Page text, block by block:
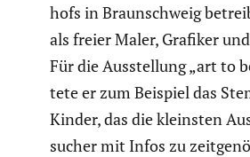
hofs in Braun­schweig
als freier Maler, Grafiker
Für die Ausstel­lung „art to
tete er zum Beispiel das
Kinder, das die kleinsten
su­cher mit Infos zu